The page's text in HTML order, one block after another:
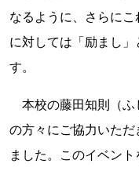
なるように、さらに
に対しては「励まし
す。
本校の藤田知則（ふ
の方々にご協力いた
ました。このイベン